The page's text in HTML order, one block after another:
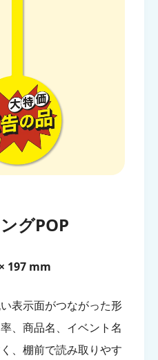
グPOP
197 mm
表示面がつながった形
、商品名、イベント名
、棚前で読み取りやす